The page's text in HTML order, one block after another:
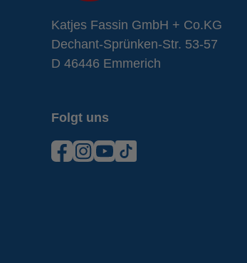
Katjes Fassin GmbH + Co.KG
Dechant-Sprünken-Str. 53-57
D 46446 Emmerich
Folgt uns
Facebook
Instagram
YouTube
TikTok